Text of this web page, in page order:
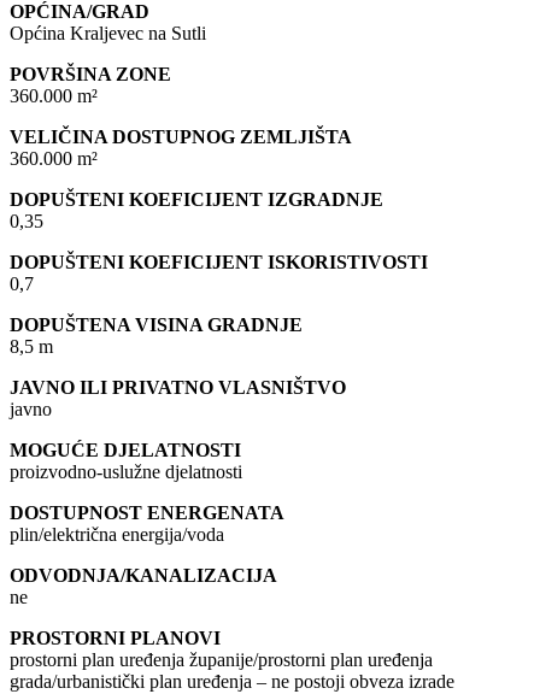
OPĆINA/GRAD
Općina Kraljevec na Sutli
POVRŠINA ZONE
360.000 m²
VELIČINA DOSTUPNOG ZEMLJIŠTA
360.000 m²
DOPUŠTENI KOEFICIJENT IZGRADNJE
0,35
DOPUŠTENI KOEFICIJENT ISKORISTIVOSTI
0,7
DOPUŠTENA VISINA GRADNJE
8,5 m
JAVNO ILI PRIVATNO VLASNIŠTVO
javno
MOGUĆE DJELATNOSTI
proizvodno-uslužne djelatnosti
DOSTUPNOST ENERGENATA
plin/električna energija/voda
ODVODNJA/KANALIZACIJA
ne
PROSTORNI PLANOVI
prostorni plan uređenja županije/prostorni plan uređenja
grada/urbanistički plan uređenja – ne postoji obveza izrade